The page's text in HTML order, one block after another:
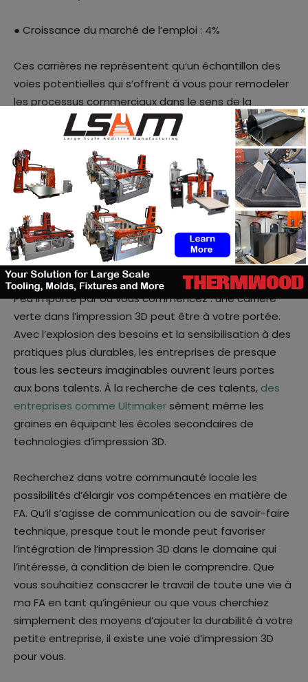
● Croissance du marché de l’emploi : 4%
Ces carrières ne représentent qu’un échantillon des
voies potentielles qui s’offrent à vous pour remodeler
les processus commerciaux dans le sens de la
durabilité. La fabrication additive donne aux
entreprises les outils dont elles ont besoin pour
mettre en œuvre des changements écologiques.
Explorez les possibilités qui s’offrent à vous avant de
vous engager sur l’une des nombreuses voies menant
au succès durable.
Les nombreuses voies vers le succès
durable
Peu importe par où vous commencez : une carrière
verte dans l’impression 3D peut être à votre portée.
Avec l’explosion des besoins et la sensibilisation à des
pratiques plus durables, les entreprises de presque
tous les secteurs imaginables ouvrent leurs portes
aux bons talents. À la recherche de ces talents, des
entreprises comme Ultimakersèment même les
graines en équipant les écoles secondaires de
technologies d’impression 3D.
Recherchez dans votre communauté locale les
possibilités d’élargir vos compétences en matière de
FA. Qu’il s’agisse de communication ou de savoir-faire
technique, presque tout le monde peut favoriser
l’intégration de l’impression 3D dans le domaine qui
l’intéresse, à condition de bien le comprendre. Que
vous souhaitiez consacrer le travail de toute une vie à
ma FA en tant qu’ingénieur ou que vous cherchiez
simplement des moyens d’ajouter la durabilité à votre
petite entreprise, il existe une voie d’impression 3D
pour vous.
×